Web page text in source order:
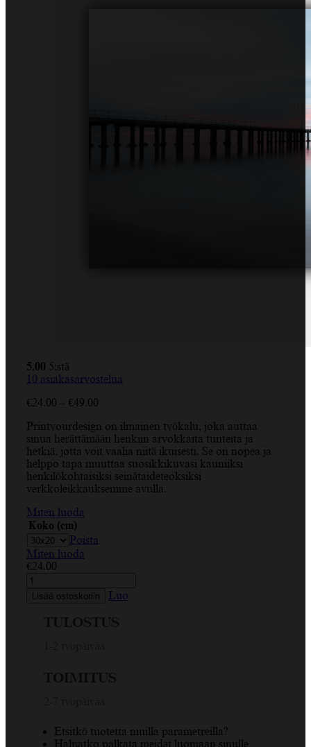
5.00 5:stä
10 asiakasarvostelua
€24.00 – €49.00
-
€49.00
Printyourdesign on ilmainen työkalu, joka auttaa
sinua herättämään henkiin arvokkaita tunteita ja
hetkiä, jotta voit vaalia niitä ikuisesti. Se on nopea ja
helppo tapa muuttaa suosikkikuvasi kauniiksi
henkilökohtaisiksi seinätaideteoksiksi
verkkoleikkauksemme avulla.
Miten luoda
Koko (cm)
Poista
Miten luoda
€24.00
Laituri,
meri,
auringonlasku,
Lisää ostoskoriin Luo
Etsitkö tuotetta muilla parametreilla?
Haluatko palkata meidät luomaan sinulle